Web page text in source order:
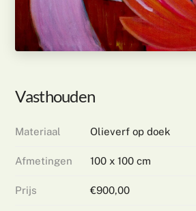
Vasthouden
Materiaal Olieverf op doek
Afmetingen 100 x 100 cm
Prijs €900,00